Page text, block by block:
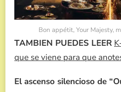
Bon appétit, Your Majesty,
TAMBIEN PUEDES LEER
que se viene para que
El ascenso silencioso de